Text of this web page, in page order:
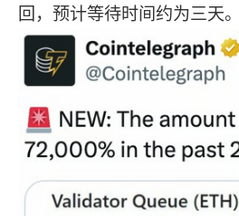
回，预计等待时间约为三天。